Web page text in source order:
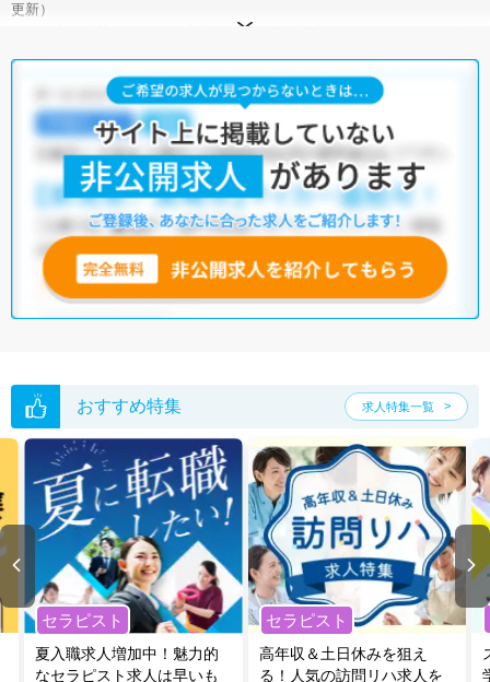
更新）
サイト上に掲載されている求人の他に、
う求人を提案させていただきます。
福岡市のあん摩マッサージ指圧師求人では以下のような条件が人気で
す。
積極採用中 ・残業少なめ・ 託児所・育児補助あり・ 正社員(正職
・介護福祉施設 ・ 訪問リハビリ(在宅医療)・整骨院・
接骨
・訪問マッサージ ・その他
他の条件でも人気の求人がございますので、「こだわり条件」から検索
いただくか、お気軽にお問い合わせください。
全国のあん摩マッサージ指圧師求人
から検索いただくことも可能です。
ご希望条件がまだ定まっていない方は
た求人特集をぜひご活用ください。
転職支援の他、情報収集や募集状況の確認も、お気軽にご相談くださ
い。
おすすめ特集 求人特集一覧
セラピスト
夏入職求人増加中！魅力的
なセラピスト求人は早いも
セラピスト
高年収＆土日休みを狙え
る！人気の訪問リハ求人を